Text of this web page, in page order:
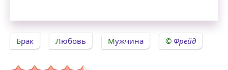
Брак Любовь Мужчина Фрейд